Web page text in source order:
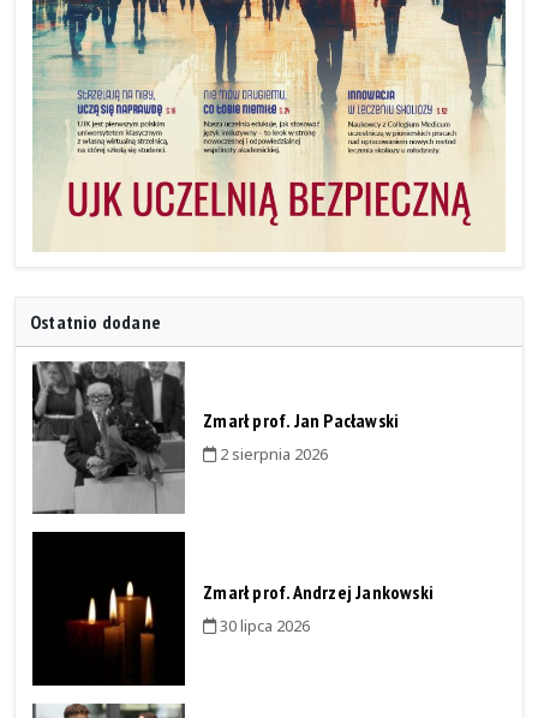
Ostatnio dodane
Zmarł prof. Jan Pacławski
2 sierpnia 2026
Zmarł prof. Andrzej Jankowski
30 lipca 2026